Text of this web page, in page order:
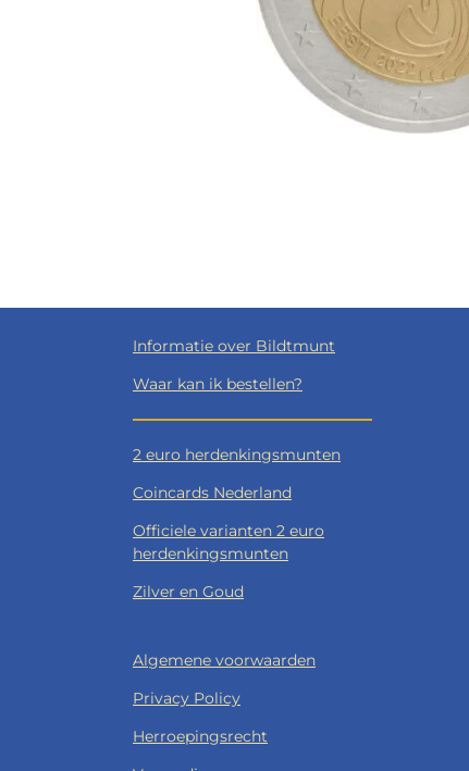
Informatie over Bildtmunt
Waar kan ik bestellen?
2 euro herdenkingsmunten
Coincards Nederland
Officiele varianten 2 euro
herdenkingsmunten
Zilver en Goud
Algemene voorwaarden
Privacy Policy
Herroepingsrecht